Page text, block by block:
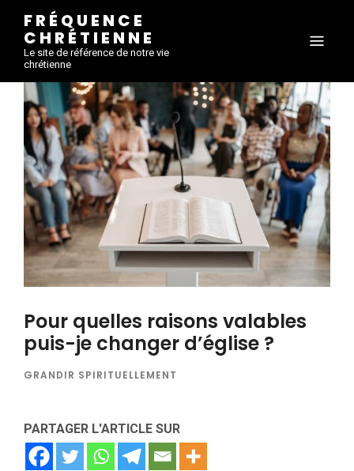
FRÉQUENCE
CHRÉTIENNE
Le site de référence de notre vie
chrétienne
Pour quelles raisons valables
puis-je changer d’église ?
GRANDIR SPIRITUELLEMENT
PARTAGER L'ARTICLE SUR